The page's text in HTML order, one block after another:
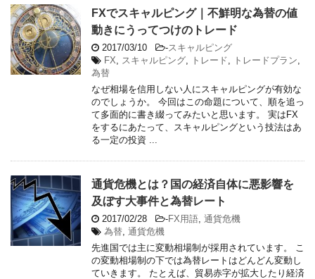
FXでスキャルピング｜不鮮明な為替の値
動きにうってつけのトレード
2017/03/10 -スキャルピング
FX
スキャルピング トレード トレードプラン
為替
なぜ相場を信用しない人にスキャルピングが有効な
のでしょうか。 今回はこの命題について、順を追っ
て多面的に書き綴ってみたいと思います。 実はFX
をするにあたって、スキャルピングという技法はあ
る一定の投資 ...
通貨危機とは？国の経済自体に悪影響を
及ぼす大事件と為替レート
2017/02/28 -FX用語 通貨危機
為替 通貨危機
先進国では主に変動相場制が採用されています。 こ
の変動相場制の下では為替レートはどんどん変動し
ていきます。 たとえば、貿易赤字が拡大したり経済